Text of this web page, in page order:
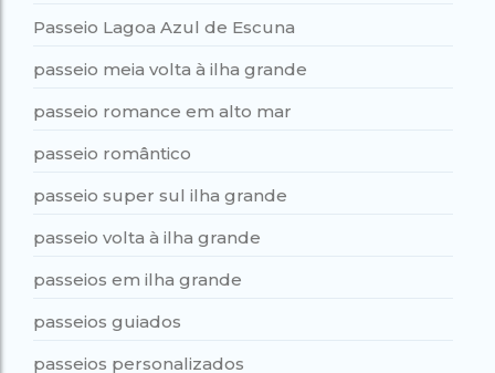
Passeio Lagoa Azul de Escuna
passeio meia volta à ilha grande
passeio romance em alto mar
passeio romântico
passeio super sul ilha grande
passeio volta à ilha grande
passeios em ilha grande
passeios guiados
passeios personalizados